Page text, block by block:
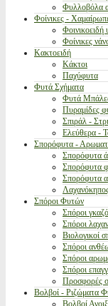
Φυλλοβόλα
Φοίνικες -
Φοίνικες
Κακτοειδή
Κάκτοι
Παχύφυτα
Φυτά Σχήματα
Φυτά
Πυραμίδες
Σπιράλ -
Ελεύθερα -
Σπορόφυτα -
Σπορόφυτα
Σπορόφυτα
Σπορόφυτα
Σπόροι Φυτών
Σπόροι
Σπόροι
Βιολογικοί
Σπόροι
Σπόροι
Σπόροι
Προσφορές
Βολβοί - Ριζώματα
Βολβοί